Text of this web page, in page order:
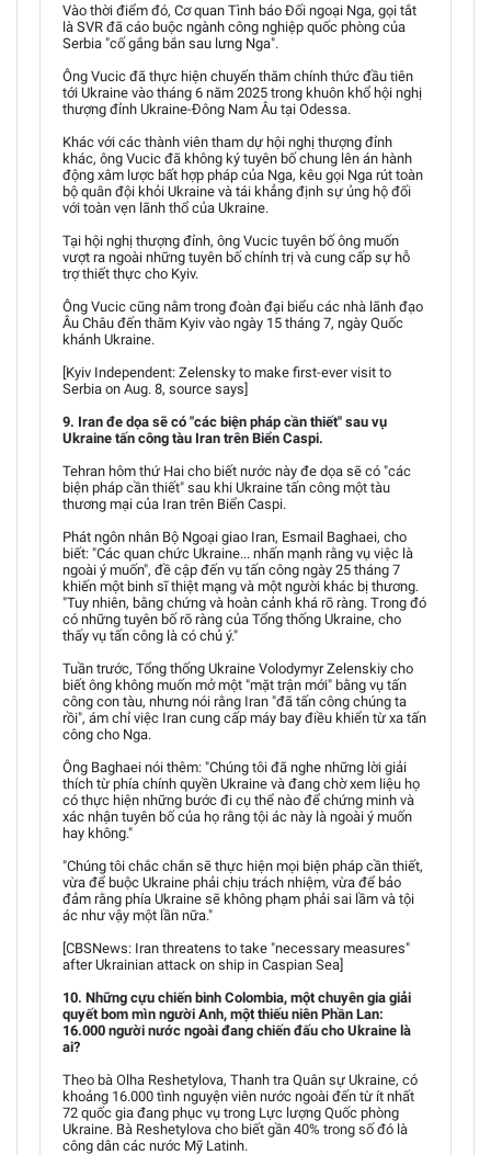
Vào thời điểm đó, Cơ quan Tình báo Đối ngoại Nga, gọi tắt
là SVR đã cáo buộc ngành công nghiệp quốc phòng của
Serbia "cố gắng bắn sau lưng Nga".
Ông Vucic đã thực hiện chuyến thăm chính thức đầu tiên
tới Ukraine vào tháng 6 năm 2025 trong khuôn khổ hội nghị
thượng đỉnh Ukraine-Đông Nam Âu tại Odessa.
Khác với các thành viên tham dự hội nghị thượng đỉnh
khác, ông Vucic đã không ký tuyên bố chung lên án hành
động xâm lược bất hợp pháp của Nga, kêu gọi Nga rút toàn
bộ quân đội khỏi Ukraine và tái khẳng định sự ủng hộ đối
với toàn vẹn lãnh thổ của Ukraine.
Tại hội nghị thượng đỉnh, ông Vucic tuyên bố ông muốn
vượt ra ngoài những tuyên bố chính trị và cung cấp sự hỗ
trợ thiết thực cho Kyiv.
Ông Vucic cũng nằm trong đoàn đại biểu các nhà lãnh đạo
Âu Châu đến thăm Kyiv vào ngày 15 tháng 7, ngày Quốc
khánh Ukraine.
[Kyiv Independent: Zelensky to make first-ever visit to
Serbia on Aug. 8, source says]
9. Iran đe dọa sẽ có "các biện pháp cần thiết" sau vụ
Ukraine tấn công tàu Iran trên Biển Caspi.
Tehran hôm thứ Hai cho biết nước này đe dọa sẽ có "các
biện pháp cần thiết" sau khi Ukraine tấn công một tàu
thương mại của Iran trên Biển Caspi.
Phát ngôn nhân Bộ Ngoại giao Iran, Esmail Baghaei, cho
biết: "Các quan chức Ukraine... nhấn mạnh rằng vụ việc là
ngoài ý muốn", đề cập đến vụ tấn công ngày 25 tháng 7
khiến một binh sĩ thiệt mạng và một người khác bị thương.
"Tuy nhiên, bằng chứng và hoàn cảnh khá rõ ràng. Trong đó
có những tuyên bố rõ ràng của Tổng thống Ukraine, cho
thấy vụ tấn công là có chủ ý."
Tuần trước, Tổng thống Ukraine Volodymyr Zelenskiy cho
biết ông không muốn mở một "mặt trận mới" bằng vụ tấn
công con tàu, nhưng nói rằng Iran "đã tấn công chúng ta
rồi", ám chỉ việc Iran cung cấp máy bay điều khiển từ xa tấn
công cho Nga.
Ông Baghaei nói thêm: "Chúng tôi đã nghe những lời giải
thích từ phía chính quyền Ukraine và đang chờ xem liệu họ
có thực hiện những bước đi cụ thể nào để chứng minh và
xác nhận tuyên bố của họ rằng tội ác này là ngoài ý muốn
hay không."
"Chúng tôi chắc chắn sẽ thực hiện mọi biện pháp cần thiết,
vừa để buộc Ukraine phải chịu trách nhiệm, vừa để bảo
đảm rằng phía Ukraine sẽ không phạm phải sai lầm và tội
ác như vậy một lần nữa."
[CBSNews: Iran threatens to take "necessary measures"
after Ukrainian attack on ship in Caspian Sea]
10. Những cựu chiến binh Colombia, một chuyên gia giải
quyết bom mìn người Anh, một thiếu niên Phần Lan:
16.000 người nước ngoài đang chiến đấu cho Ukraine là
ai?
Theo bà Olha Reshetylova, Thanh tra Quân sự Ukraine, có
khoảng 16.000 tình nguyện viên nước ngoài đến từ ít nhất
72 quốc gia đang phục vụ trong Lực lượng Quốc phòng
Ukraine. Bà Reshetylova cho biết gần 40% trong số đó là
công dân các nước Mỹ Latinh.